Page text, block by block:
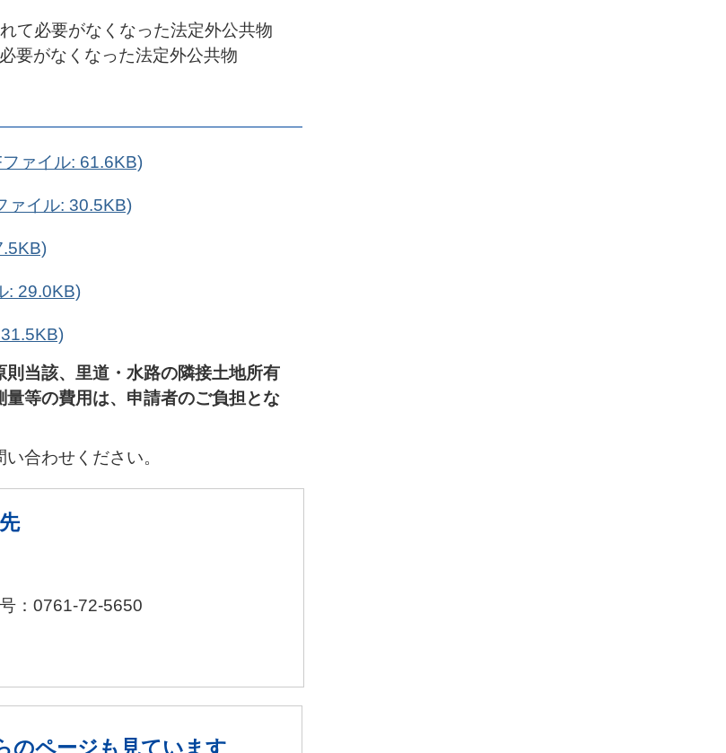
て必要がなくなった法定外公共物
要がなくなった法定外公共物
ァイル: 61.6KB)
ァイル: 30.5KB)
: 29.0KB)
当該、里道・水路の隣接土地所有
等の費用は、申請者のご負担とな
合わせください。
：0761-72-5650
のページも見ています